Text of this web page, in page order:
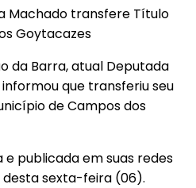
Machado transfere Título
Goytacazes
da Barra, atual Deputada
que transferiu seu
de Campos dos
publicada em suas redes
sexta-feira (06).